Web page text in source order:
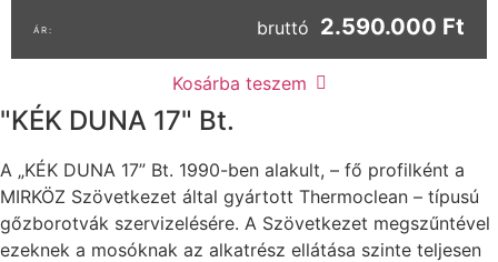
bruttó 2.590.000 Ft
Kosárba teszem
"KÉK DUNA 17" Bt.
A „KÉK DUNA 17” Bt. 1990-ben alakult, – fő profilként a
MIRKÖZ Szövetkezet által gyártott Thermoclean – típusú
gőzborotvák szervizelésére. A Szövetkezet megszűntével
ezeknek a mosóknak az alkatrész ellátása szinte teljesen